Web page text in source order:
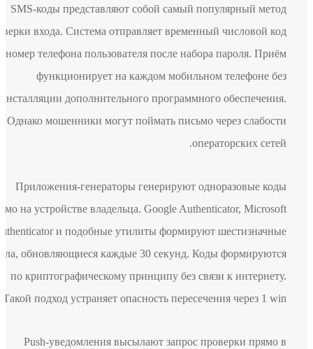
SMS-коды представляют собой самый популярный метод
проверки входа. Система отправляет временный числовой код
на номер телефона пользователя после набора пароля. Приём
функционирует на каждом мобильном телефоне без
инсталляции дополнительного программного обеспечения.
Однако мошенники могут поймать письмо через слабости
операторских сетей.
Приложения-генераторы генерируют одноразовые коды
прямо на устройстве владельца. Google Authenticator, Microsoft
Authenticator и подобные утилиты формируют шестизначные
числа, обновляющиеся каждые 30 секунд. Коды формируются
по криптографическому принципу без связи к интернету.
Такой подход устраняет опасность пересечения через 1 win.
Push-уведомления высылают запрос проверки прямо в